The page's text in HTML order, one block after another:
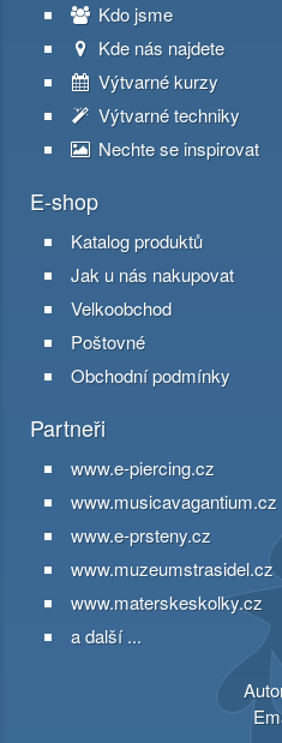
Kdo jsme
Kde nás najdete
Výtvarné kurzy
Výtvarné techniky
Nechte se inspirovat
E-shop
Katalog produktů
Jak u nás nakupovat
Velkoobchod
Poštovné
Obchodní podmínky
Partneři
www.e-piercing.cz
www.musicavagantium.cz
www.e-prsteny.cz
www.muzeumstrasidel.cz
www.materskeskolky.cz
a další ...